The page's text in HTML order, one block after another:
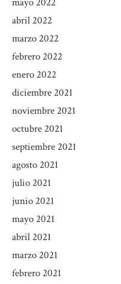
abril 2022
marzo 2022
febrero 2022
enero 2022
diciembre 2021
noviembre 2021
octubre 2021
septiembre 2021
agosto 2021
julio 2021
junio 2021
mayo 2021
abril 2021
marzo 2021
febrero 2021